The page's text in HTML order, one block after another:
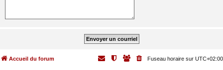
Accueil du forum Fuseau horaire sur UTC+02:00